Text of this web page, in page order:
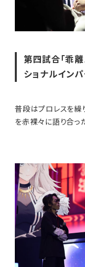
第四試合「乖離
ショナルインパ
普段はプロレスを繰
を赤裸々に語り合っ